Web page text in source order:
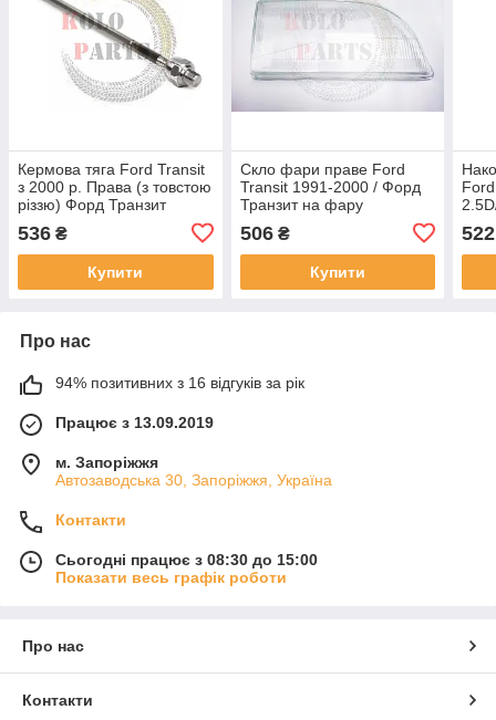
Кермова тяга Ford Transit
з 2000 р. Права (з товстою
різзю) Форд Транзит
цибулина кермової рейки
536 ₴
Купити
Скло фари праве Ford
Transit 1991-2000 / Форд
Транзит на фару
506₴
Купити
522
Про нас
94% позитивних з 16 відгуків за рік
Працює з 13.09.2019
м. Запоріжжя
Автозаводська 30, Запоріжжя, Україна
Контакти
Сьогодні працює з 08:30 до 15:00
Показати весь графік роботи
Про нас
Контакти